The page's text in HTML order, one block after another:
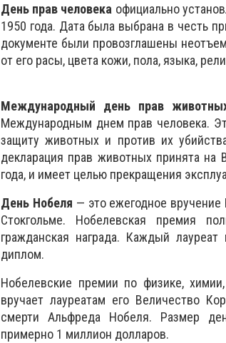
День прав человека официально
1950 года. Дата была выбрана в честь
документе были провозглашены
от его расы, цвета кожи, пола, языка,
Международный день прав
Международным днем прав человека.
защиту животных и против их
декларация прав животных принята на
года, и имеет целью прекращения
День Нобеля — это ежегодное
Стокгольме. Нобелевская премия
гражданская награда. Каждый
диплом.
Нобелевские премии по физике,
вручает лауреатам его Величество
смерти Альфреда Нобеля. Размер
примерно 1 миллион долларов.